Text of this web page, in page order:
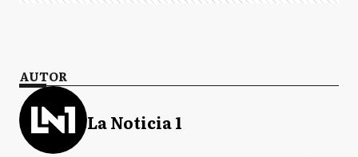
AUTOR
La Noticia 1